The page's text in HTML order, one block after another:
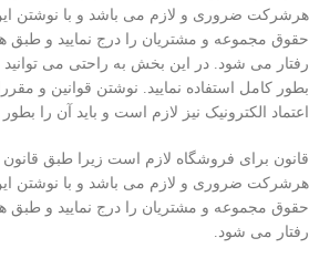
هرشرکت ضروری و لازم می باشد و با نوشتن
حقوق مجموعه و مشتریان را درج نمایید و طبق
رفتار می شود. در این بخش به راحتی می توانید
بطور کامل استفاده نمایید. نوشتن قوانین و
اعتماد الکترونیک نیز لازم است و باید آن را
قانون برای فروشگاه لازم است زیرا طبق قانون
هرشرکت ضروری و لازم می باشد و با نوشتن
حقوق مجموعه و مشتریان را درج نمایید و طبق
رفتار می شود.